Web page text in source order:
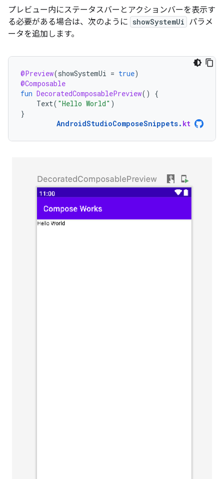
プレビュー内にステータスバーとアクションバーを表示す
る必要がある場合は、次のように showSystemUi パラメ
ータを追加します。
@Preview(showSystemUi = true)
@Composable
fun DecoratedComposablePreview()
{
Text( "Hello World" )
}
AndroidStudioComposeSnippets. kt